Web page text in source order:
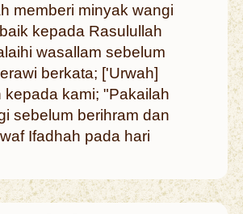
memberi minyak wangi
kepada Rasulullah
wasallam sebelum
berkata; ['Urwah]
kepada kami; "Pakailah
sebelum berihram dan
Ifadhah pada hari